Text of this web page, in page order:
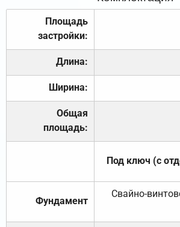
Площадь
застройки:
Длина:
Ширина:
Общая
площадь:
Под ключ (с
Фундамент
Свайно-